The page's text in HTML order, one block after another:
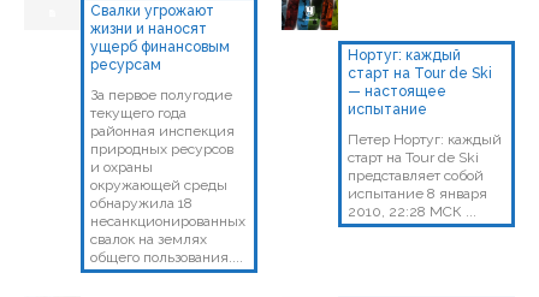
Свалки угрожают
жизни и наносят
ущерб финансовым
ресурсам
За первое полугодие
текущего года
районная инспекция
природных ресурсов
и охраны
окружающей среды
обнаружила 18
несанкционированных
свалок на землях
общего пользования....
Нортуг: каждый
старт на Tour de Ski
— настоящее
испытание
Петер Нортуг: каждый
старт на Tour de Ski
представляет собой
испытание 8 января
2010, 22:28 МСК ...